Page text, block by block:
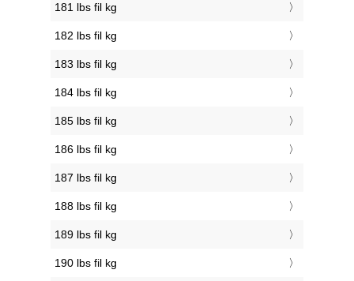
181 lbs fil kg
182 lbs fil kg
183 lbs fil kg
184 lbs fil kg
185 lbs fil kg
186 lbs fil kg
187 lbs fil kg
188 lbs fil kg
189 lbs fil kg
190 lbs fil kg